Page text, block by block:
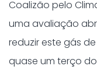
Coalizão pelo
uma avaliação
reduzir este gás
quase um terço